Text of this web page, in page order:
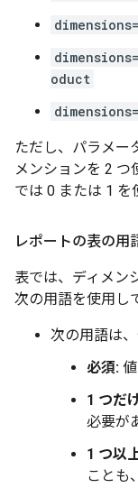
oduct
ただし、パラメー
メンションを 2 つ
では 0 または 1 を
レポートの表の用
表では、ディメン
次の用語を使用し
次の用語は
必須:
1 つだ
必要が
1 つ以
ことも